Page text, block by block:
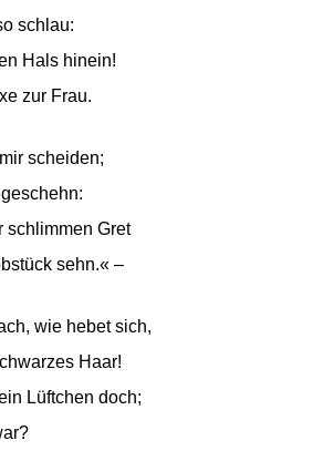
schlau:
Hals hinein!
zur Frau.
scheiden;
schlimmen Gret
sehn.« –
wie hebet sich,
Haar!
Lüftchen doch;